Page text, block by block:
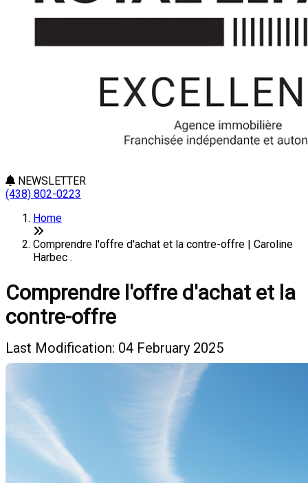
NEWSLETTER
(438) 802-0223
Home
Comprendre l'offre d'achat et la contre-offre | Caroline
Harbec .
Comprendre l'offre d'achat et la
contre-offre
Last Modification: 04 February 2025